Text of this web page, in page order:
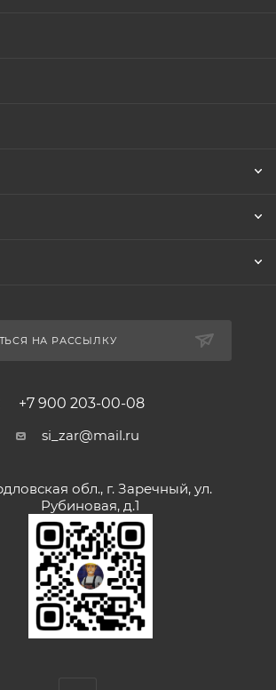
НА РАССЫЛКУ
+7 900 203-00-08
si_zar@mail.ru
обл., г. Заречный, ул.
Рубиновая, д.1